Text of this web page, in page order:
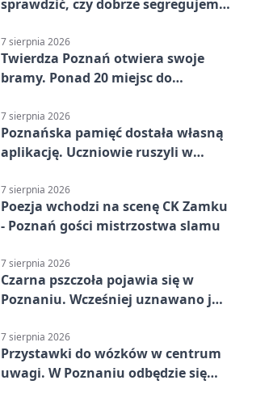
sprawdzić, czy dobrze segregujemy
7 sierpnia 2026
Twierdza Poznań otwiera swoje
bramy. Ponad 20 miejsc do
7 sierpnia 2026
Poznańska pamięć dostała własną
aplikację. Uczniowie ruszyli w
7 sierpnia 2026
Poezja wchodzi na scenę CK Zamku
- Poznań gości mistrzostwa slamu
7 sierpnia 2026
Czarna pszczoła pojawia się w
Poznaniu. Wcześniej uznawano ją
7 sierpnia 2026
Przystawki do wózków w centrum
uwagi. W Poznaniu odbędzie się